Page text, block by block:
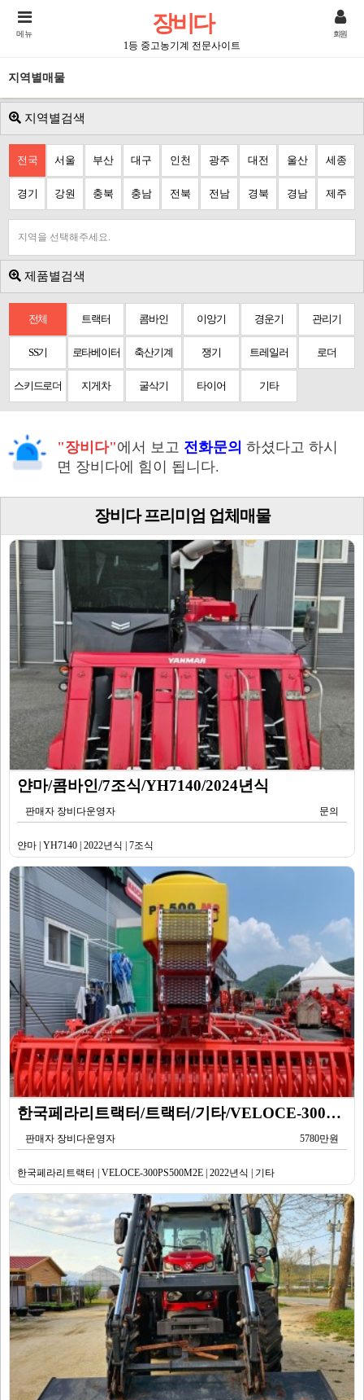
장비다
1등 중고농기계 전문사이트
메뉴 회원
지역별매물
지역별검색
전국 서울 부산 대구 인천 광주 대전 울산 세종
경기 강원 충북 충남 전북 전남 경북 경남 제주
지역을 선택해주세요.
제품별검색
전체 트랙터 콤바인 이앙기 경운기 관리기
SS기 로타베이터 축산기계 쟁기 트레일러 로더
스키드로더 지게차 굴삭기 타이어 기타
"장비다"에서 보고 전화문의 하셨다고 하시
면 장비다에 힘이 됩니다.
장비다 프리미엄 업체매물
얀마/콤바인/7조식/YH7140/2024년식
판매자 장비다운영자 문의
얀마 | YH7140 | 2022년식 | 7조식
한국페라리트랙터/트랙터/기타/VELOCE-300PS500M2E/2022년식
판매자 장비다운영자 5780만원
한국페라리트랙터 | VELOCE-300PS500M2E | 2022년식 | 기타